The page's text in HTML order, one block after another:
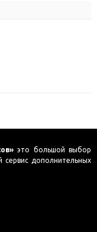
это большой выбор
сервис дополнительных